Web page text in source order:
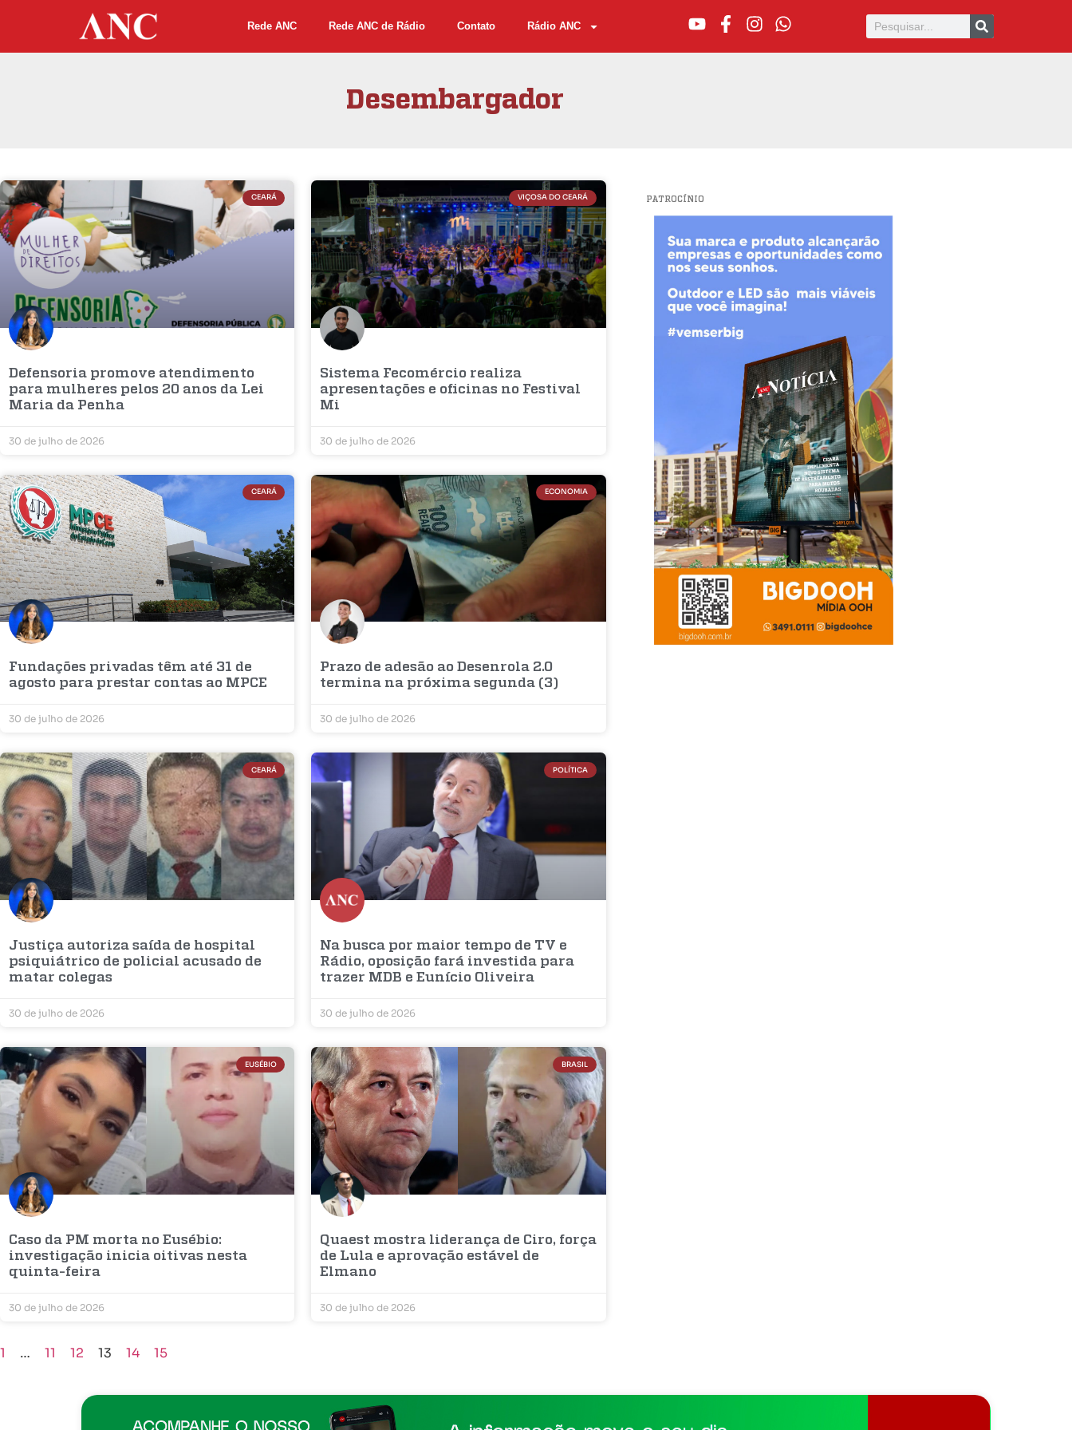
Rede ANC Rede ANC de Rádio Contato Rádio ANC
Desembargador
CEARÁ
Defensoria promove atendimento
para mulheres pelos 20 anos da Lei
Maria da Penha
30 de julho de 2026
VIÇOSA DO CEARÁ
Sistema Fecomércio realiza
apresentações e oficinas no Festival
Mi
30 de julho de 2026
CEARÁ
Fundações privadas têm até 31 de
agosto para prestar contas ao MPCE
30 de julho de 2026
ECONOMIA
Prazo de adesão ao Desenrola 2.0
termina na próxima segunda (3)
30 de julho de 2026
CEARÁ
Justiça autoriza saída de hospital
psiquiátrico de policial acusado de
matar colegas
30 de julho de 2026
POLÍTICA
Na busca por maior tempo de TV e
Rádio, oposição fará investida para
trazer MDB e Eunício Oliveira
30 de julho de 2026
EUSÉBIO
Caso da PM morta no Eusébio:
investigação inicia oitivas nesta
quinta-feira
30 de julho de 2026
BRASIL
Quaest mostra liderança de Ciro, força
de Lula e aprovação estável de
Elmano
30 de julho de 2026
1 … 11 12 13 14 15
PATROCÍNIO